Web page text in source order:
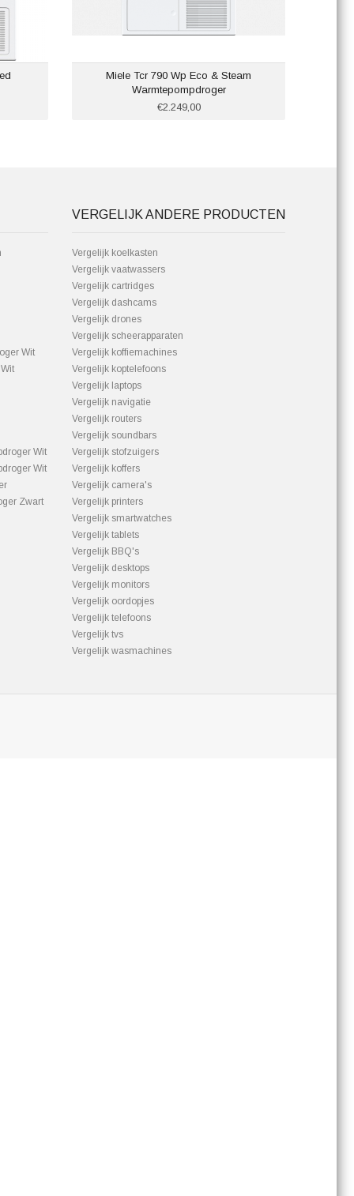
Miele Tcr 790 Wp Eco & Steam
Warmtepompdroger
€2.249,00
Wit
Wit
Wit
Zwart
VERGELIJK ANDERE PRODUCTEN
Vergelijk koelkasten
Vergelijk vaatwassers
Vergelijk cartridges
Vergelijk dashcams
Vergelijk drones
Vergelijk scheerapparaten
Vergelijk koffiemachines
Vergelijk koptelefoons
Vergelijk laptops
Vergelijk navigatie
Vergelijk routers
Vergelijk soundbars
Vergelijk stofzuigers
Vergelijk koffers
Vergelijk camera's
Vergelijk printers
Vergelijk smartwatches
Vergelijk tablets
Vergelijk BBQ's
Vergelijk desktops
Vergelijk monitors
Vergelijk oordopjes
Vergelijk telefoons
Vergelijk tvs
Vergelijk wasmachines